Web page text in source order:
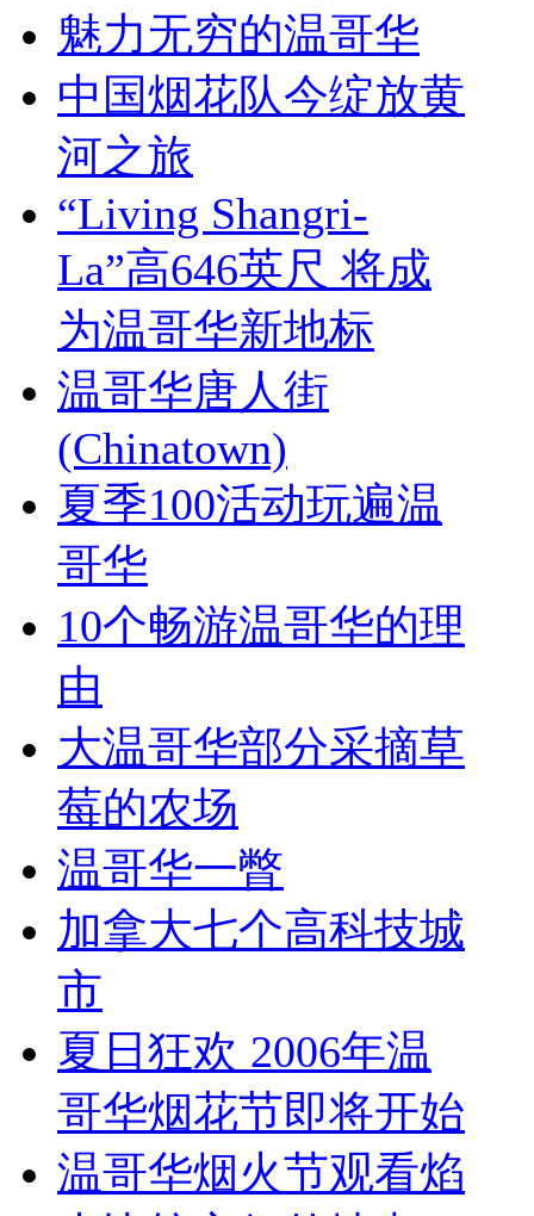
魅力无穷的温哥华
中国烟花队今绽放黄
河之旅
“Living Shangri-
La”高646英尺 将成
为温哥华新地标
温哥华唐人街
(Chinatown)
夏季100活动玩遍温
哥华
10个畅游温哥华的理
由
大温哥华部分采摘草
莓的农场
温哥华一瞥
加拿大七个高科技城
市
夏日狂欢 2006年温
哥华烟花节即将开始
温哥华烟火节观看焰